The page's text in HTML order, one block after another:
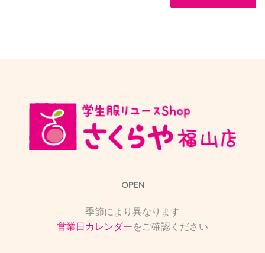
OPEN
季節により異なります
営業日カレンダーをご確認ください